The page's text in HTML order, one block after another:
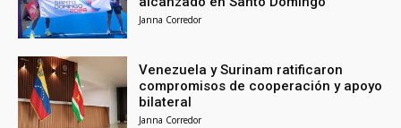
Janna Corredor
Venezuela y Surinam ratificaron
compromisos de cooperación y apoyo
bilateral
Janna Corredor